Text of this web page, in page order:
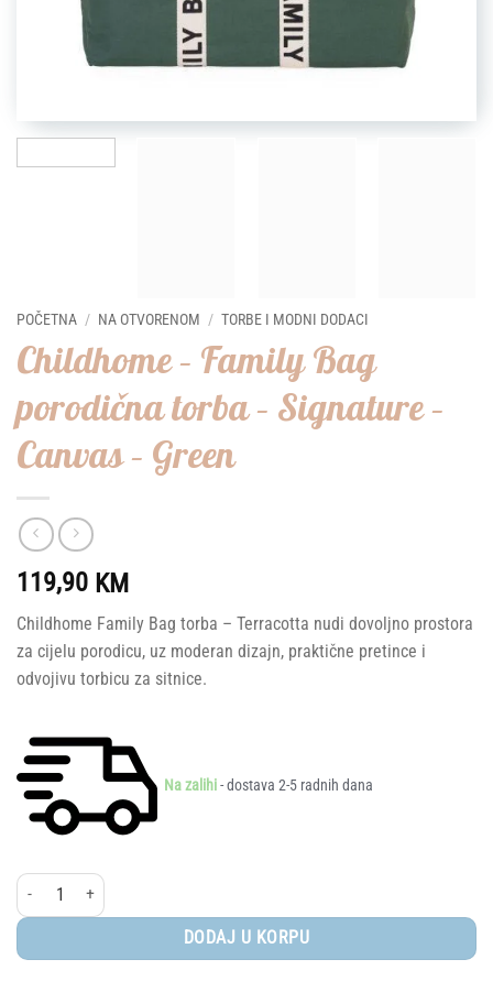
POČETNA / NA OTVORENOM / TORBE I MODNI DODACI
Childhome – Family Bag
porodična torba – Signature –
Canvas – Green
119,90 KM
Childhome Family Bag torba – Terracotta nudi dovoljno prostora
za cijelu porodicu, uz moderan dizajn, praktične pretince i
odvojivu torbicu za sitnice.
Na zalihi- dostava 2-5 radnih dana
Childhome - Family Bag porodična torba - Signature - Canvas - Green količina
DODAJ U KORPU